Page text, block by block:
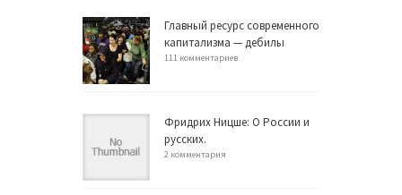
Главный ресурс современного
капитализма — дебилы
111 комментариев
Фридрих Ницше: О России и
русских.
2 комментария